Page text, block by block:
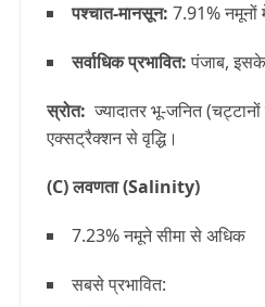
पश्चात-मानसून: 7.91%नमूनों
सर्वाधिक प्रभावित: पंजाब,
स्रोत: ज्यादातर भू-जनित
एक्सट्रैक्शन से वृद्धि।
(C) लवणता (Salinity)
7.23% नमूनेसीमा से अधिक
सबसे प्रभावित: